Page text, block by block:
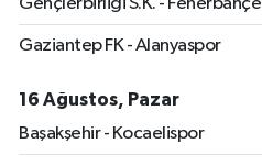
Gençlerbirliği S.K. - Fenerbahçe
Gaziantep FK - Alanyaspor
16 Ağustos, Pazar
Başakşehir - Kocaelispor